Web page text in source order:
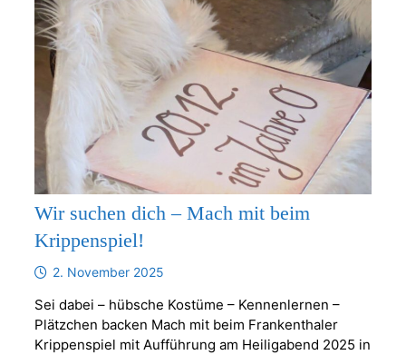
Wir suchen dich – Mach mit beim
Krippenspiel!
2. November 2025
Sei dabei – hübsche Kostüme – Kennenlernen –
Plätzchen backen Mach mit beim Frankenthaler
Krippenspiel mit Aufführung am Heiligabend 2025 in